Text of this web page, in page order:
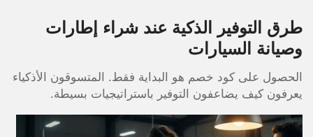
طرق التوفير الذكية عند شراء إطارات
وصيانة السيارات
الحصول على كود خصم هو البداية فقط. المتسوقون الأذكياء
يعرفون كيف يضاعفون التوفير باستراتيجيات بسيطة.